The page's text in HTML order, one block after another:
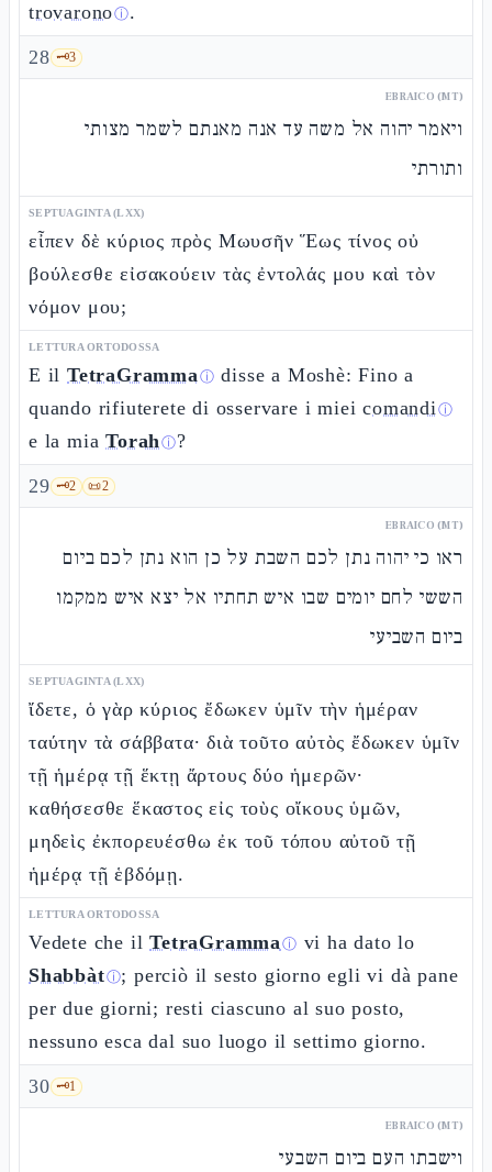
trovaronoⓘ.
28 🗝️3
EBRAICO (MT)
ויאמר יהוה אל משה עד אנה מאנתם לשמר מצותי
ותורתי
SEPTUAGINTA (LXX)
εἶπεν δὲ κύριος πρὸς Μωυσῆν Ἕως τίνος οὐ
βούλεσθε εἰσακούειν τὰς ἐντολάς μου καὶ τὸν
νόμον μου;
LETTURA ORTODOSSA
E il TetraGrammaⓘ disse a Moshè: Fino a
quando rifiuterete di osservare i mieicomandiⓘ
e la miaTorahⓘ?
29 🗝️2 📜2
EBRAICO (MT)
ראו כי יהוה נתן לכם השבת על כן הוא נתן לכם ביום
הששי לחם יומים שבו איש תחתיו אל יצא איש ממקמו
ביום השביעי
SEPTUAGINTA (LXX)
ἴδετε, ὁ γὰρ κύριος ἔδωκεν ὑμῖν τὴν ἡμέραν
ταύτην τὰ σάββατα· διὰ τοῦτο αὐτὸς ἔδωκεν ὑμῖν
τῇ ἡμέρᾳ τῇ ἕκτῃ ἄρτους δύο ἡμερῶν·
καθήσεσθε ἕκαστος εἰς τοὺς οἴκους ὑμῶν,
μηδεὶς ἐκπορευέσθω ἐκ τοῦ τόπου αὐτοῦ τῇ
ἡμέρᾳ τῇ ἑβδόμῃ.
LETTURA ORTODOSSA
Vedete che ilTetraGrammaⓘ vi ha dato lo
Shabbàtⓘ; perciò il sesto giorno egli vi dà pane
per due giorni; resti ciascuno al suo posto,
nessuno esca dal suo luogo il settimo giorno.
30 🗝️1
EBRAICO (MT)
וישבתו העם ביום השבעי